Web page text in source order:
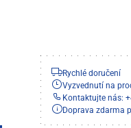
Rychlé doručení
Vyzvednutí na
Kontaktujte nás:
Doprava zdarma